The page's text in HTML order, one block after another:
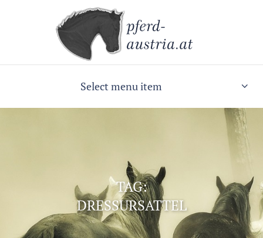
Select menu item
TAG:
DRESSURSATTEL